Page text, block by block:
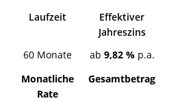
Laufzeit
Effektiver
Jahreszins
60 Monate
ab 9,82 %p.a.
Monatliche
Rate
Gesamtbetrag